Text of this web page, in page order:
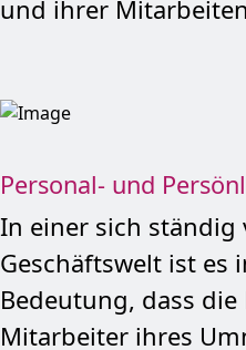
und ihrer
Personal- und
In einer sich ständig
Geschäftswelt ist es
Bedeutung, dass
Mitarbeiter ihres